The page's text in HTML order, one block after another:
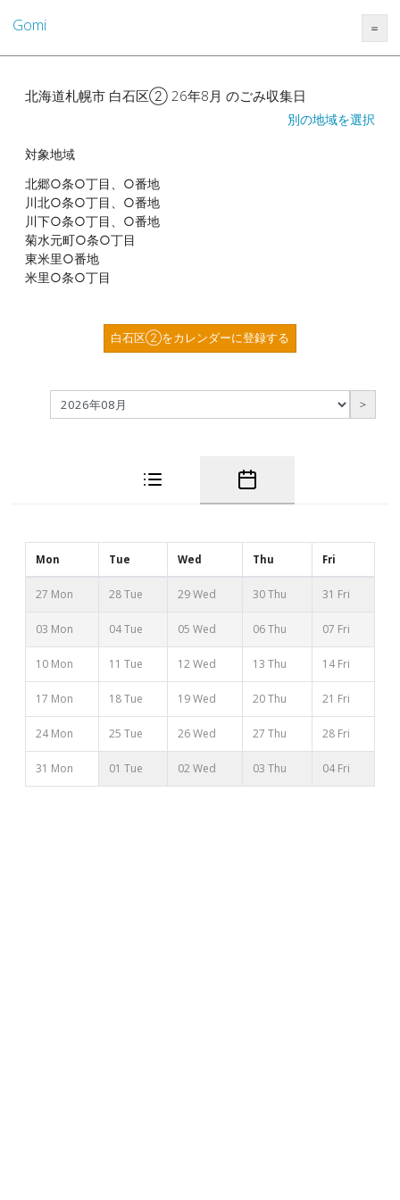
Gomi ＝
北海道札幌市 白石区② 26年8月 のごみ収集日
別の地域を選択
対象地域
北郷○条○丁目、○番地
川北○条○丁目、○番地
川下○条○丁目、○番地
菊水元町○条○丁目
東米里○番地
米里○条○丁目
白石区②をカレンダーに登録する
＞
Mon Tue Wed Thu Fri
27 Mon 28 Tue 29 Wed 30 Thu 31 Fri
03 Mon 04 Tue 05 Wed 06 Thu 07 Fri
10 Mon 11 Tue 12 Wed 13 Thu 14 Fri
17 Mon 18 Tue 19 Wed 20 Thu 21 Fri
24 Mon 25 Tue 26 Wed 27 Thu 28 Fri
31 Mon 01 Tue 02 Wed 03 Thu 04 Fri